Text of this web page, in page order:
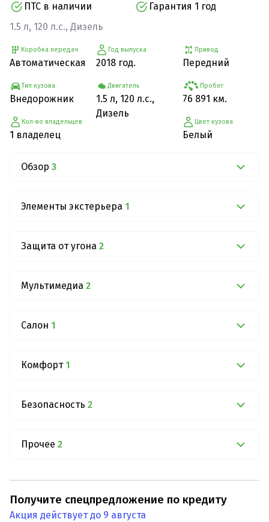
ПТС в наличии
Гарантия 1 год
1.5 л, 120 л.с., Дизель
Коробка передач
Автоматическая
Тип кузова
Внедорожник
Кол-во владельцев
1 владелец
Год выпуска
2018 год.
Двигатель
1.5 л, 120 л.с.,
Дизель
Привод
Передний
Пробег
76 891 км.
Цвет кузова
Белый
Обзор 3
Элементы экстерьера 1
Защита от угона 2
Мультимедиа 2
Салон 1
Комфорт 1
Безопасность 2
Прочее 2
Получите спецпредложение по кредиту
Акция действует до 9 августа